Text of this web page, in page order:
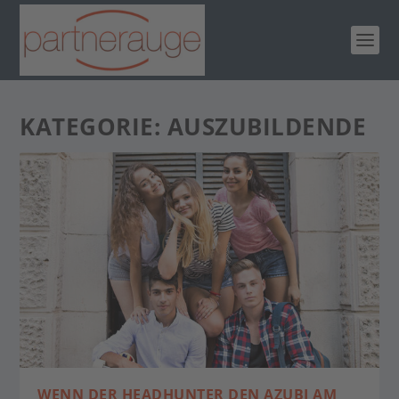
KATEGORIE: AUSZUBILDENDE
WENN DER HEADHUNTER DEN AZUBI AM